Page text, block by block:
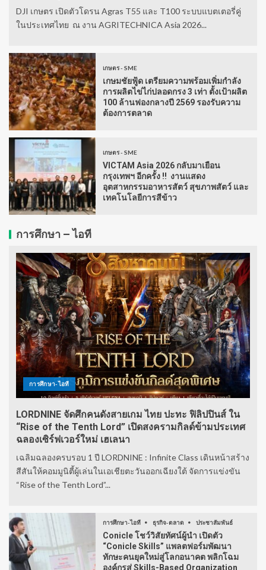
DJI เกษตร เปิดตัวโดรน Agras T55 และ T100 ระบบแบตเตอรี่คู่
ในประเทศไทย ณ งาน AGRITECHNICA Asia 2026...
เกษตร - SME
เกษมชัยฟู้ด เตรียมความพร้อมเพิ่มกำลัง
การผลิตไข่ไก่ปลอดกรง 3 เท่า ตั้งเป้าผลิต
100 ล้านฟองกลางปี 2569 รองรับความ
ต้องการตลาด
เกษตร - SME
VICTAM Asia 2026 กลับมาเยือน
กรุงเทพฯ อีกครั้ง !! งานแสดง
อุตสาหกรรมอาหารสัตว์ สุขภาพสัตว์ และ
เทคโนโลยีการสีข้าว
การศึกษา – ไอที
การศึกษา-ไอที
LORDNINE จัดศึกคนดังสายเกม ไทย ปะทะ ฟิลิปปินส์ ใน
“Rise of the Tenth Lord” เปิดสงครามกิลด์ข้ามประเทศ
ฉลองเซิร์ฟเวอร์ใหม่ เฮเลนา
เฉลิมฉลองครบรอบ 1 ปี LORDNINE : Infinite Class เดินหน้าสร้าง
สีสันให้คอมมูนิตี้ผู้เล่นในเอเชียตะวันออกเฉียงใต้ จัดการแข่งขัน
“Rise of the Tenth Lord”...
การศึกษา-ไอที ธุรกิจ-ตลาด ประชาสัมพันธ์
Conicle โชว์วิสัยทัศน์ผู้นำ เปิดตัว
“Conicle Skills” แพลตฟอร์มพัฒนา
ทักษะคนยุคใหม่สู่โลกอนาคต พลิกโฉม
องค์กรสู่ Skills-Based Organization